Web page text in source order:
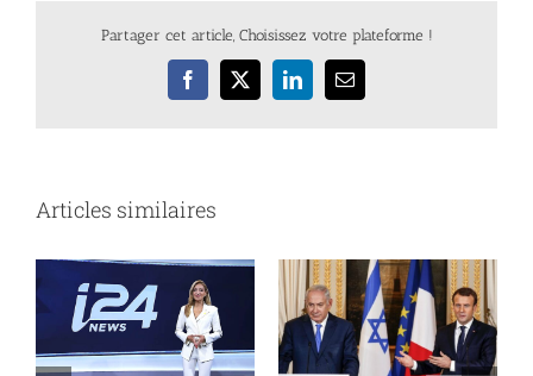
Partager cet article, Choisissez votre plateforme !
Facebook
X LinkedInEmail
Articles similaires